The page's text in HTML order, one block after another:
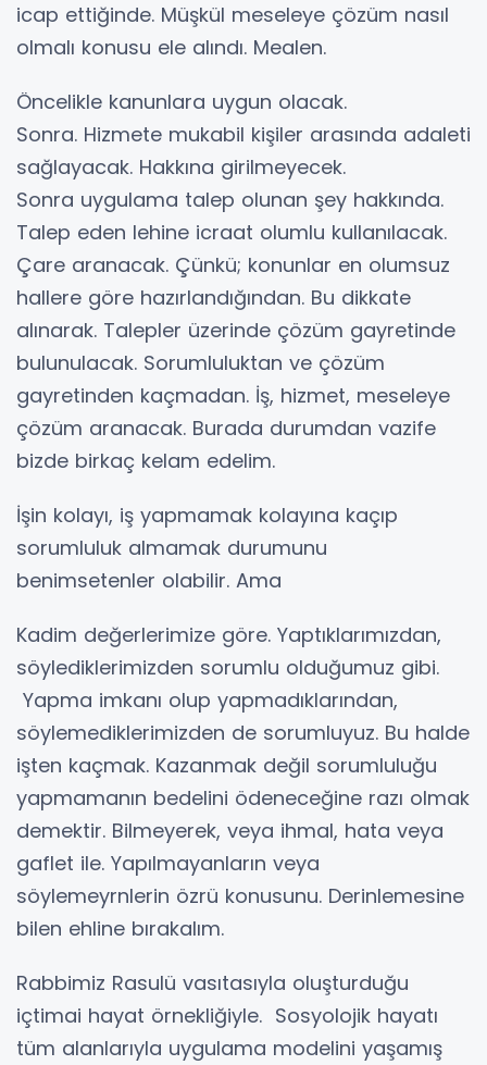
icap ettiğinde. Müşkül meseleye çözüm nasıl
olmalı konusu ele alındı. Mealen.
Öncelikle kanunlara uygun olacak.
Sonra. Hizmete mukabil kişiler arasında adaleti
sağlayacak. Hakkına girilmeyecek.
Sonra uygulama talep olunan şey hakkında.
Talep eden lehine icraat olumlu kullanılacak.
Çare aranacak. Çünkü; konunlar en olumsuz
hallere göre hazırlandığından. Bu dikkate
alınarak. Talepler üzerinde çözüm gayretinde
bulunulacak. Sorumluluktan ve çözüm
gayretinden kaçmadan. İş, hizmet, meseleye
çözüm aranacak. Burada durumdan vazife
bizde birkaç kelam edelim.
İşin kolayı, iş yapmamak kolayına kaçıp
sorumluluk almamak durumunu
benimsetenler olabilir. Ama
Kadim değerlerimize göre. Yaptıklarımızdan,
söylediklerimizden sorumlu olduğumuz gibi.
Yapma imkanı olup yapmadıklarından,
söylemediklerimizden de sorumluyuz. Bu halde
işten kaçmak. Kazanmak değil sorumluluğu
yapmamanın bedelini ödeneceğine razı olmak
demektir. Bilmeyerek, veya ihmal, hata veya
gaflet ile. Yapılmayanların veya
söylemeyrnlerin özrü konusunu. Derinlemesine
bilen ehline bırakalım.
Rabbimiz Rasulü vasıtasıyla oluşturduğu
içtimai hayat örnekliğiyle. Sosyolojik hayatı
tüm alanlarıyla uygulama modelini yaşamış